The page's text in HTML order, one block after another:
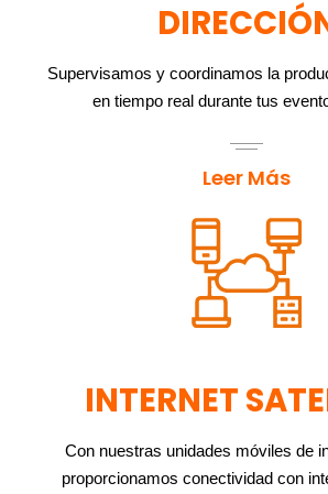
Supervisamos y coordinamos la
en tiempo real durante tus
Leer Más
INTERNET
Con nuestras unidades móviles de
proporcionamos conectividad con